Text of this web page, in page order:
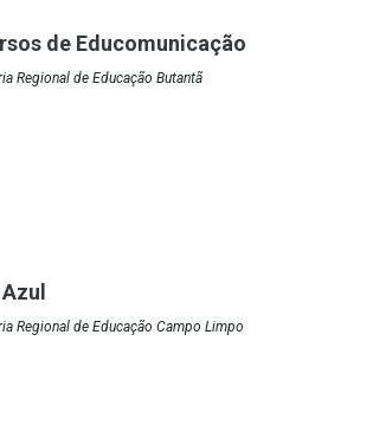
de Educomunicação
Regional de Educação Butantã
Regional de Educação Campo Limpo